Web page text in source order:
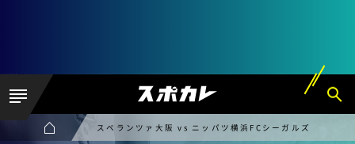
スペランツァ大阪 vs ニッパツ横浜FCシーガルズ